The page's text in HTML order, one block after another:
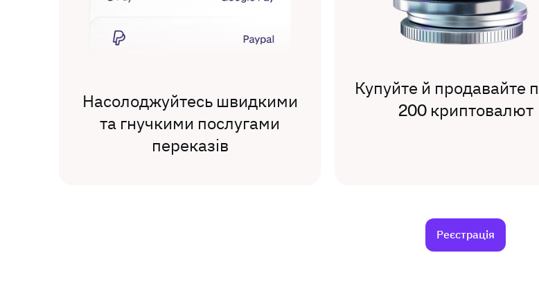
Насолоджуйтесь швидкими
та гнучкими послугами
переказів
Купуйте й продавайте
200 криптовалют
Реєстрація